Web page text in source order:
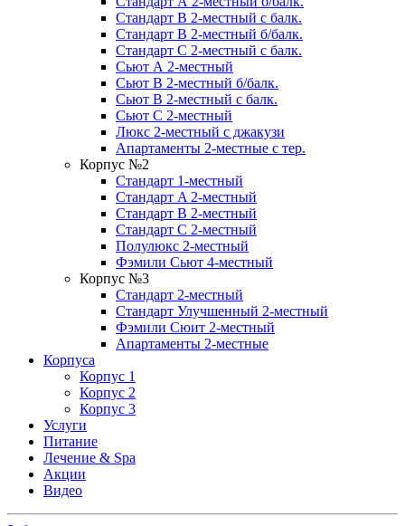
Стандарт B 2-местный с балк.
Стандарт B 2-местный б/балк.
Стандарт C 2-местный с балк.
Сьют А 2-местный
Сьют B 2-местный б/балк.
Сьют B 2-местный c балк.
Сьют C 2-местный
Люкс 2-местный с джакузи
Апартаменты 2-местные с тер.
Корпус №2
Стандарт 1-местный
Стандарт A 2-местный
Стандарт B 2-местный
Стандарт C 2-местный
Полулюкс 2-местный
Фэмили Сьют 4-местный
Корпус №3
Стандарт 2-местный
Стандарт Улучшенный 2-местный
Фэмили Сюит 2-местный
Апартаменты 2-местные
Корпуса
Корпус 1
Корпус 2
Корпус 3
Услуги
Питание
Лечение & Spa
Акции
Видео